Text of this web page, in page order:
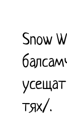
Snow
тях/.